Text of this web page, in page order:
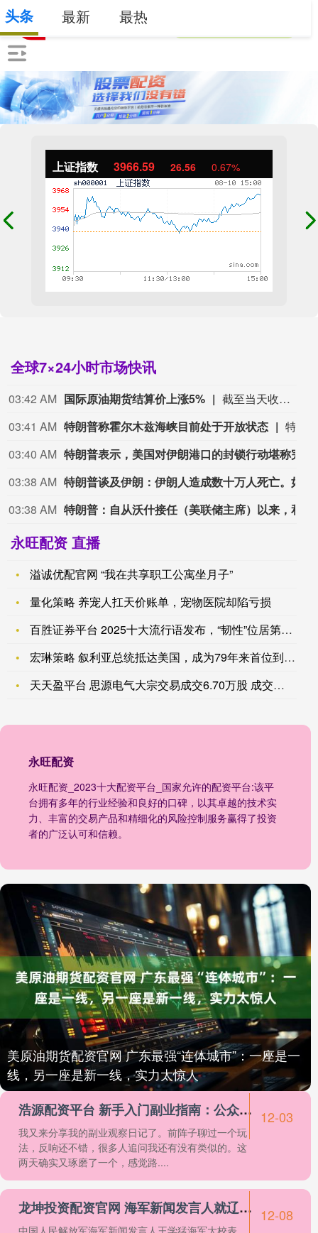
上证指数 3966.59 26.56 0.67%
全球7×24小时市场快讯
03:42 AM 国际原油期货结算价上涨5%
截至当天收盘，纽约商品交易所9月交货的轻质原油期货价格上涨3.95美元，收于每桶82.13美元，涨幅为5.05%；10月交货的伦敦布伦特原油期货价格上涨4.17美元，收于每桶87.72美元，涨幅为4.99%。
03:41 AM 特朗普称霍尔木兹海峡目前处于开放状态
03:40 AM
03:38 AM
03:38 AM
永旺配资 直播
溢诚优配官网 “我在共享职工公寓坐月子”
量化策略 养宠人扛天价账单，宠物医院却陷亏损
百胜证券平台 2025十大流行语发布，“韧性”位居第一，“苏
宏琳策略 叙利亚总统抵达美国，成为79年来首位到访白宫的叙利
天天盈平台 思源电气大宗交易成交6.70万股 成交额969.
永旺配资
永旺配资_2023十大配资平台_国家允许的配资平台:该平
台拥有多年的行业经验和良好的口碑，以其卓越的技术实
力、丰富的交易产品和精细化的风险控制服务赢得了投资
者的广泛认可和信赖。
美原油期货配资官网 广东最强“连体城市”：一座是一
线，另一座是新一线，实力太惊人
浩源配资平台 新手入门副业指南：公众号图文创作每天进账200多元
我又来分享我的副业观察日记了。前阵子聊过一个玩
法，反响还不错，很多人追问我还有没有类似的。这
两天确实又琢磨了一个，感觉路....
12-03
龙坤投资配资官网 海军新闻发言人就辽宁舰航母编队远海训练发布消息 12-08
头条 最新 最热